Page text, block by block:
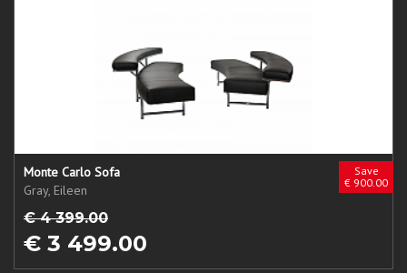
Save
€ 900.00
Monte Carlo Sofa
Gray, Eileen
€ 4 399.00
€ 3 499.00